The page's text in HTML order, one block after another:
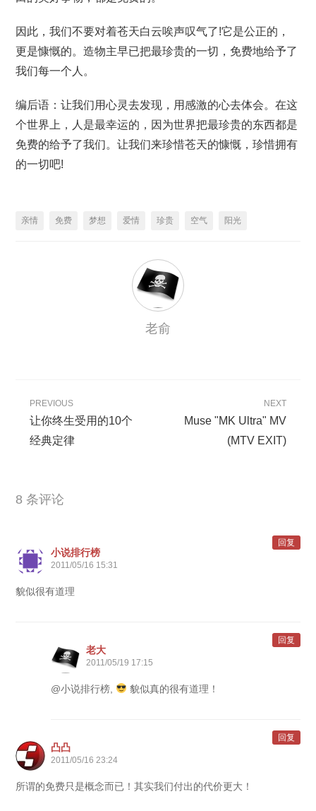
因此，我们不要对着苍天白云唉声叹气了!它是公正的，
更是慷慨的。造物主早已把最珍贵的一切，免费地给予了
我们每一个人。
编后语：让我们用心灵去发现，用感激的心去体会。在这
个世界上，人是最幸运的，因为世界把最珍贵的东西都是
免费的给予了我们。让我们来珍惜苍天的慷慨，珍惜拥有
的一切吧!
亲情 免费 梦想 爱情 珍贵 空气 阳光
老俞
PREVIOUS
让你终生受用的10个
经典定律
NEXT
Muse "MK Ultra" MV
(MTV EXIT)
8 条评论
小说排行榜
2011/05/16 15:31
貌似很有道理
回复
老大
2011/05/19 17:15
@小说排行榜, 貌似真的很有道理！
回复
凸凸
2011/05/16 23:24
所谓的免费只是概念而已！其实我们付出的代价更大！
回复